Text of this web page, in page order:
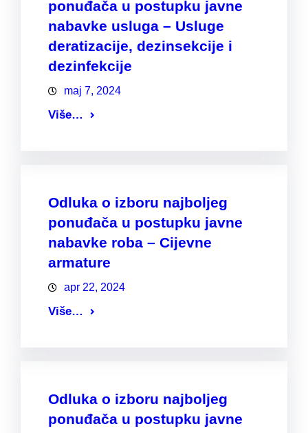
ponuđača u postupku javne
nabavke usluga – Usluge
deratizacije, dezinsekcije i
dezinfekcije
maj 7, 2024
Više…
Odluka o izboru najboljeg
ponuđača u postupku javne
nabavke roba – Cijevne
armature
apr 22, 2024
Više…
Odluka o izboru najboljeg
ponuđača u postupku javne